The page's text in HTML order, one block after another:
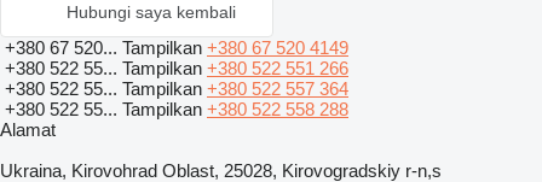
Hubungi saya kembali
+380 67 520... Tampilkan +380 67 520 4149
+380 522 55... Tampilkan +380 522 551 266
+380 522 55... Tampilkan +380 522 557 364
+380 522 55... Tampilkan +380 522 558 288
Alamat
Ukraina, Kirovohrad Oblast, 25028, Kirovogradskiy r-n,s